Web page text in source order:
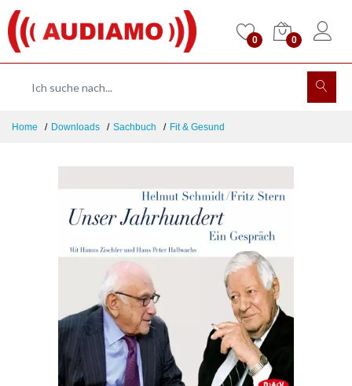
0 0
Home Downloads Sachbuch Fit & Gesund